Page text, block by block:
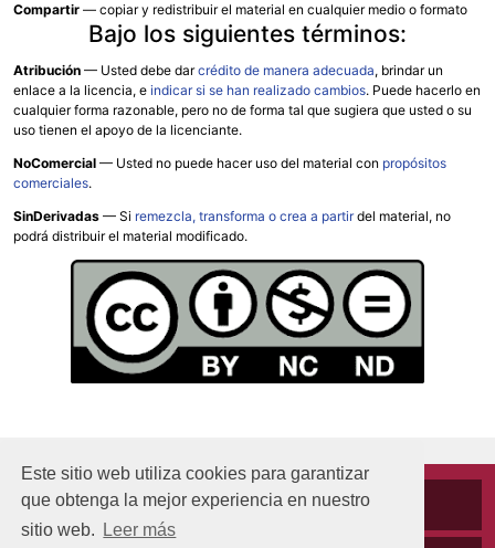
Este sitio web utiliza cookies para garantizar
que obtenga la mejor experiencia en nuestro
sitio web.
Leer más
Compartir — copiar y redistribuir el material en cualquier medio o formato
Bajo los siguientes términos:
Atribución — Usted debe darcrédito de manera adecuada, brindar un
enlace a la licencia, e indicar si se han realizado cambios. Puede hacerlo en
cualquier forma razonable, pero no de forma tal que sugiera que usted o su
uso tienen el apoyo de la licenciante.
NoComercial — Usted no puede hacer uso del material con propósitos
comerciales.
SinDerivadas — Si remezcla, transforma o crea a partirdel material, no
podrá distribuir el material modificado.
Cookies